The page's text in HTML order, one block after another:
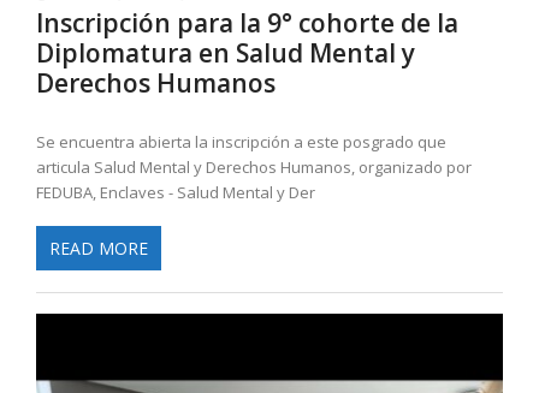
Inscripción para la 9° cohorte de la
Diplomatura en Salud Mental y
Derechos Humanos
Se encuentra abierta la inscripción a este posgrado que
articula Salud Mental y Derechos Humanos, organizado por
FEDUBA, Enclaves - Salud Mental y Der
READ MORE